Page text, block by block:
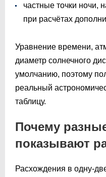
частные точки ночи,
при расчётах
Уравнение времени,
диаметр солнечного
умолчанию, поэтому
реальный
таблицу.
Почему
показывают
Расхождения в одну-